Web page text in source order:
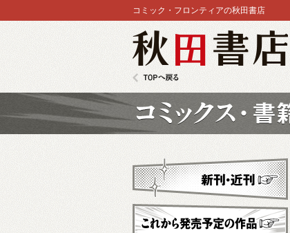
コミック・フロンティアの秋田書店
新刊・近刊